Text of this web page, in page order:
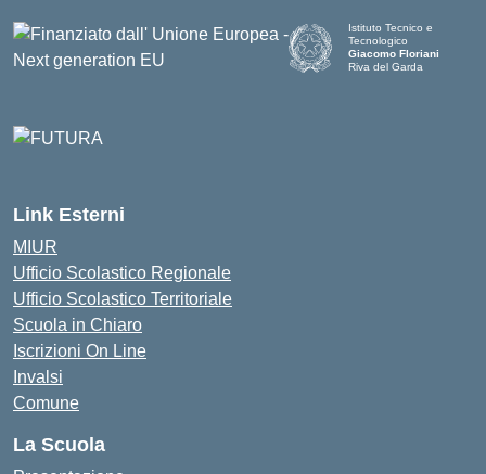
Istituto Tecnico e
Tecnologico
Giacomo Floriani
Riva del Garda
Link Esterni
MIUR
Ufficio Scolastico Regionale
Ufficio Scolastico Territoriale
Scuola in Chiaro
Iscrizioni On Line
Invalsi
Comune
La Scuola